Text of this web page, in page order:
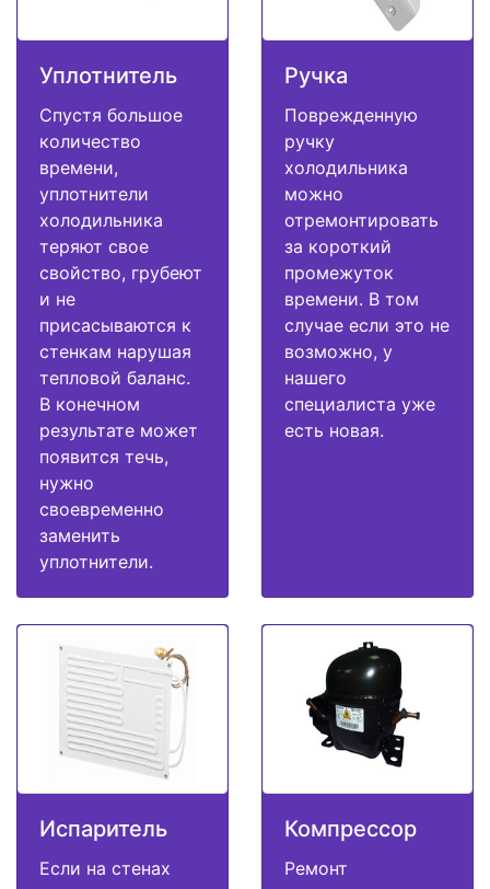
Уплотнитель
Спустя большое
количество
времени,
уплотнители
холодильника
теряют свое
свойство, грубеют
и не
присасываются к
стенкам нарушая
тепловой баланс.
В конечном
результате может
появится течь,
нужно
своевременно
заменить
уплотнители.
Ручка
Поврежденную
ручку
холодильника
можно
отремонтировать
за короткий
промежуток
времени. В том
случае если это не
возможно, у
нашего
специалиста уже
есть новая.
Испаритель
Если на стенах
Компрессор
Ремонт